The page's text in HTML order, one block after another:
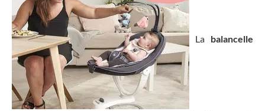
La balancelle